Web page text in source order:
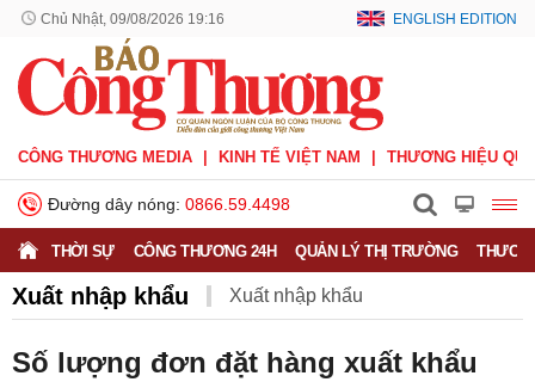
Chủ Nhật, 09/08/2026 19:16 ENGLISH EDITION
CÔNG THƯƠNG MEDIA KINH TẾ VIỆT NAM THƯƠNG HIỆU
Đường dây nóng: 0866.59.4498
THỜI SỰ CÔNG THƯƠNG 24H QUẢN LÝ THỊ TRƯỜNG
Xuất nhập khẩu Xuất nhập khẩu
Số lượng đơn đặt hàng xuất khẩu